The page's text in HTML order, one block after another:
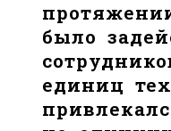
было
единиц